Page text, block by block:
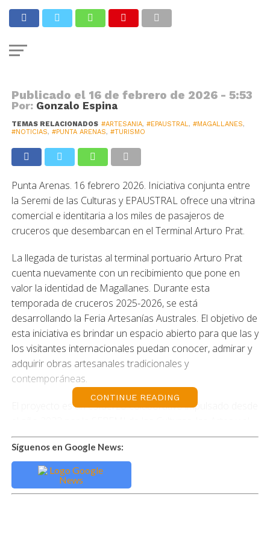
de 18 creadores locales cruzan las
fronteras gracias a la Feria
Artesanías Australes
Publicado el 16 de febrero de 2026 - 5:53
Por: Gonzalo Espina
TEMAS RELACIONADOS #ARTESANIA, #EPAUSTRAL, #MAGALLANES,
#NOTICIAS, #PUNTA ARENAS, #TURISMO
Punta Arenas. 16 febrero 2026. Iniciativa conjunta entre
la Seremi de las Culturas y EPAUSTRAL ofrece una vitrina
comercial e identitaria a los miles de pasajeros de
cruceros que desembarcan en el Terminal Arturo Prat.
La llegada de turistas al terminal portuario Arturo Prat
cuenta nuevamente con un recibimiento que pone en
valor la identidad de Magallanes. Durante esta
temporada de cruceros 2025-2026, se está
desarrollando la Feria Artesanías Australes. El objetivo de
esta iniciativa es brindar un espacio abierto para que las y
los visitantes internacionales puedan conocer, admirar y
adquirir obras artesanales tradicionales y
contemporáneas.
El proyecto es un esfuerzo colaborativo impulsado desde
Patrimonio de la Región de Magallanes y de la Antártica
Chilena, a través de su área de Fomento, junto a la
Empresa Portuaria Austral (EPAUSTRAL), administradora
estatal del recinto. Mediante esta vitrina, se busca
dinamizar la experiencia de las y los pasajeros en su
CONTINUE READING
Síguenos en Google News: